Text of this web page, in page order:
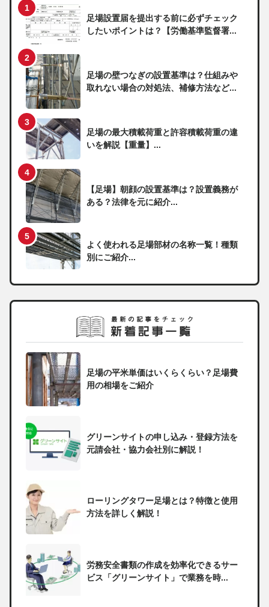
足場設置届を提出する前に必ずチェック
したいポイントは？【労働基準監督署...
足場の壁つなぎの設置基準は？仕組みや
取れない場合の対処法、補修方法など...
足場の最大積載荷重と許容積載荷重の違
いを解説【重量】...
【足場】朝顔の設置基準は？設置義務が
ある？法律を元に紹介...
よく使われる足場部材の名称一覧！種類
別にご紹介...
足場の平米単価はいくらくらい？足場費
用の相場をご紹介
グリーンサイトの申し込み・登録方法を
元請会社・協力会社別に解説！
ローリングタワー足場とは？特徴と使用
方法を詳しく解説！
労務安全書類の作成を効率化できるサー
ビス「グリーンサイト」で業務を時...